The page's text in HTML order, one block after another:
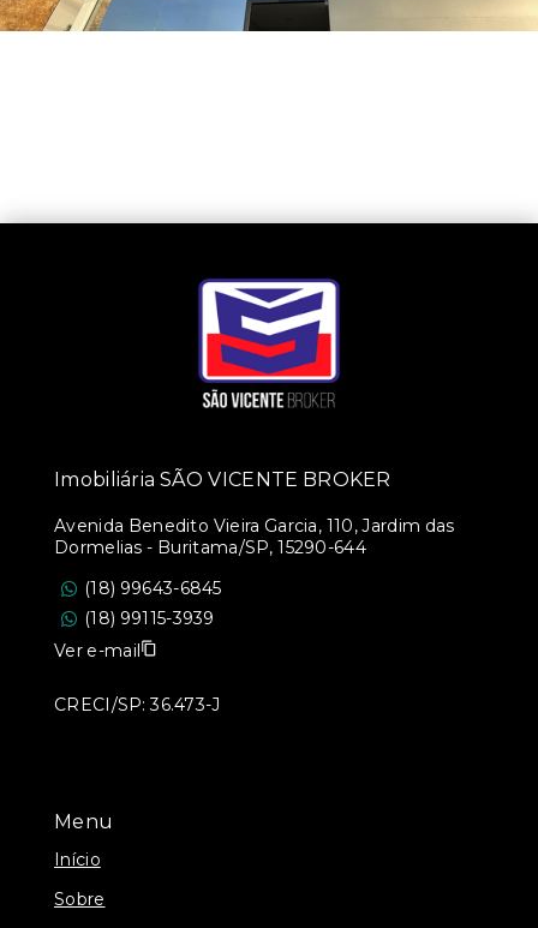
Menu
Início
Sobre
Imobiliária SÃO VICENTE BROKER
Avenida Benedito Vieira Garcia, 110, Jardim das
Dormelias - Buritama/SP, 15290-644
(18) 99643-6845
(18) 99115-3939
Ver e-mail
CRECI/SP: 36.473-J